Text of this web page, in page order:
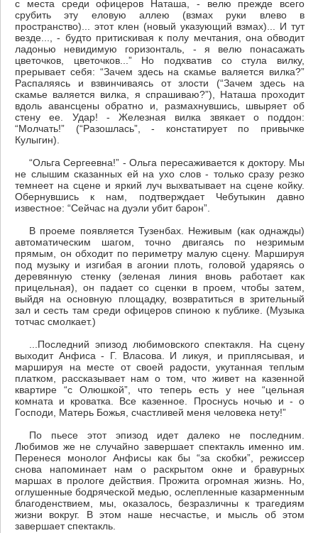
с места среди офицеров Наташа, - велю прежде всего
срубить эту еловую аллею (взмах руки влево в
пространство)... этот клен (новый указующий взмах)... И тут
везде..., - будто притискивая к полу мечтания, она обводит
ладонью невидимую горизонталь, - я велю понасажать
цветочков, цветочков...” Но подхватив со стула вилку,
прерывает себя: “Зачем здесь на скамье валяется вилка?”
Распаляясь и взвинчиваясь от злости (“Зачем здесь на
скамье валяется вилка, я спрашиваю?”), Наташа проходит
вдоль авансцены обратно и, размахнувшись, швыряет об
стену ее. Удар! - Железная вилка звякает о поддон:
“Молчать!” (“Разошлась”, - констатирует по привычке
Кулыгин).
“Ольга Сергеевна!” - Ольга пересаживается к доктору. Мы
не слышим сказанных ей на ухо слов - только сразу резко
темнеет на сцене и яркий луч выхватывает на сцене койку.
Обернувшись к нам, подтверждает Чебутыкин давно
известное: “Сейчас на дуэли убит барон”.
В проеме появляется Тузенбах. Неживым (как однажды)
автоматическим шагом, точно двигаясь по незримым
прямым, он обходит по периметру малую сцену. Маршируя
под музыку и изгибая в агонии плоть, головой ударяясь о
деревянную стенку (зеленая линия вновь работает как
прицельная), он падает со сценки в проем, чтобы затем,
выйдя на основную площадку, возвратиться в зрительный
зал и сесть там среди офицеров спиною к публике. (Музыка
тотчас смолкает.)
...Последний эпизод любимовского спектакля. На сцену
выходит Анфиса - Г. Власова. И ликуя, и приплясывая, и
маршируя на месте от своей радости, укутанная теплым
платком, рассказывает нам о том, что живет на казенной
квартире “с Олюшкой”, что теперь есть у нее “цельная
комната и кроватка. Все казенное. Проснусь ночью и - о
Господи, Матерь Божья, счастливей меня человека нету!”
По пьесе этот эпизод идет далеко не последним.
Любимов же не случайно завершает спектакль именно им.
Перенеся монолог Анфисы как бы “за скобки”, режиссер
снова напоминает нам о раскрытом окне и бравурных
маршах в прологе действия. Прожита огромная жизнь. Но,
оглушенные бодряческой медью, ослепленные казарменным
благоденствием, мы, оказалось, безразличны к трагедиям
жизни вокруг. В этом наше несчастье, и мысль об этом
завершает спектакль.